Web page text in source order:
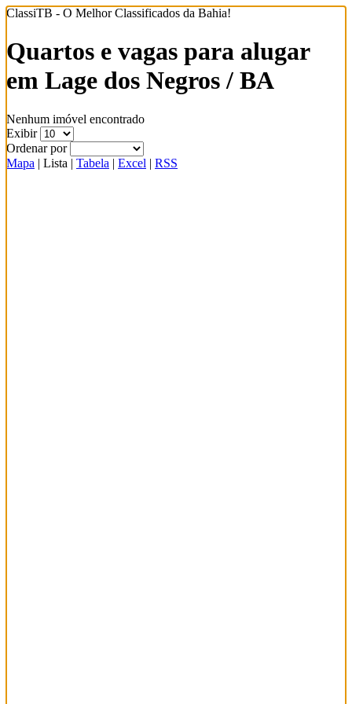
ClassiTB - O Melhor Classificados da Bahia!
Quartos e vagas para alugar
em Lage dos Negros / BA
Nenhum imóvel encontrado
Exibir
Ordenar por
Mapa | Lista | Tabela | Excel | RSS